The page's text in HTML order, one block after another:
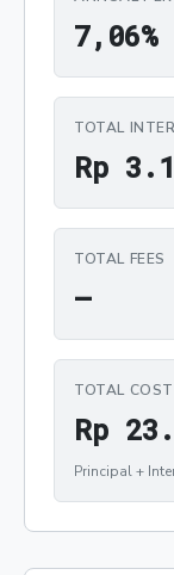
7, 06%
TOTAL
Rp 3.1
TOTAL FEES
—
TOTAL
Rp 23.
Principal +